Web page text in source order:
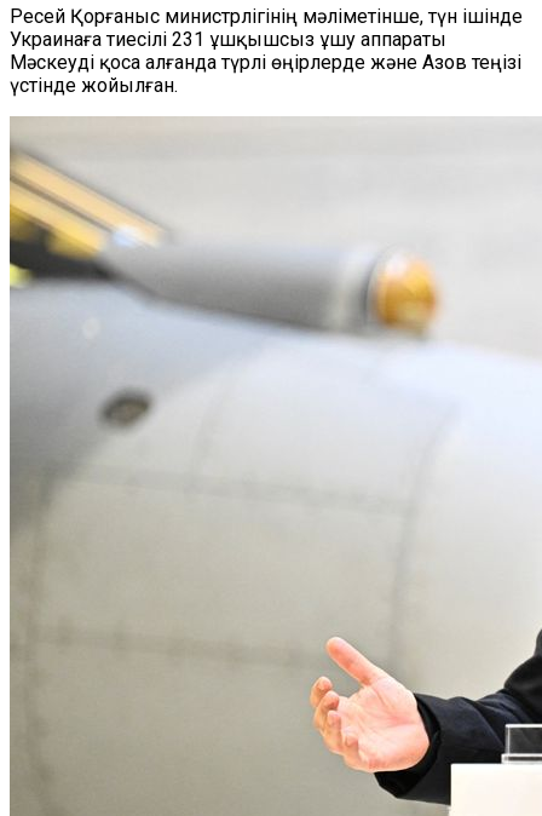
Ресей Қорғаныс министрлігінің мәліметінше, түн ішінде
Украинаға тиесілі 231 ұшқышсыз ұшу аппараты
Мәскеуді қоса алғанда түрлі өңірлерде және Азов теңізі
үстінде жойылған.